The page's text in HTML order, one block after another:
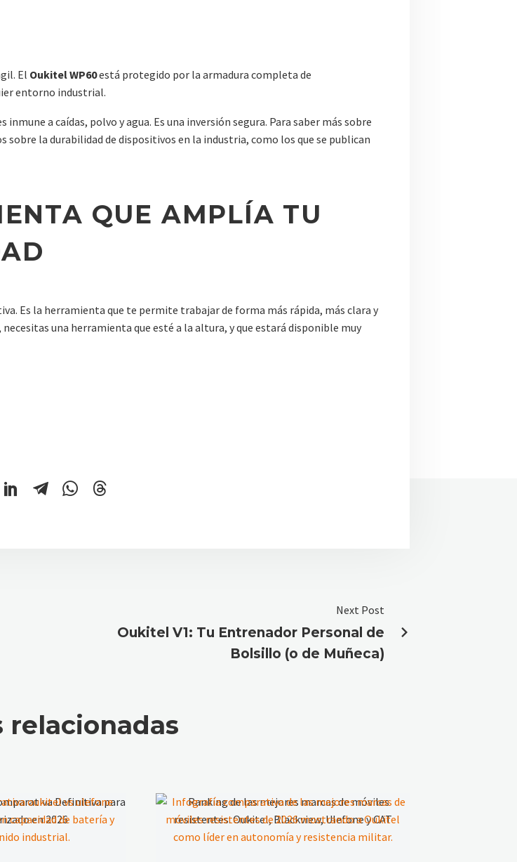
El Oukitel WP60está protegido por la armadura completa de
entorno industrial.
a caídas, polvo y agua. Es una inversión segura. Para saber más sobre
la durabilidad de dispositivos en la industria, como los que se publican
QUE AMPLÍA TU
Es la herramienta que te permite trabajar de forma más rápida, más clara y
una herramienta que esté a la altura, y que estará disponible muy
Next Post
Oukitel V1: Tu Entrenador Personal de
Bolsillo (o de Muñeca)
relacionadas